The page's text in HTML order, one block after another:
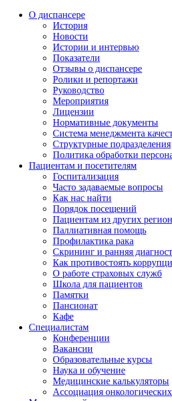
О диспансере
История
Новости
Истории и интервью
Показатели
Отзывы о диспансере
Ролики и репортажи
Руководство
Мероприятия
Лицензии
Нормативные документы
Система менеджмента
Структурные подразделения
Политика обработки
Пациентам и посетителям
Госпитализация
Часто задаваемые вопросы
Как нас найти
Порядок посещений
Пациентам из других
Паллиативная помощь
Профилактика рака
Скрининг и ранняя
Как противостоять
О работе страховых служб
Школа для пациентов
Памятки
Пансионат
Кафе
Специалистам
Конференции
Вакансии
Образовательные курсы
Наука и обучение
Медицинские калькуляторы
Ассоциация